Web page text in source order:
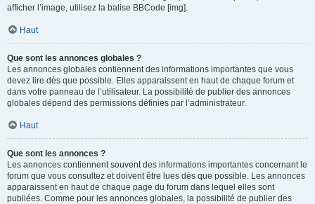
afficher l’image, utilisez la balise BBCode [img].
Haut
Que sont les annonces globales ?
Les annonces globales contiennent des informations importantes que vous
devez lire dès que possible. Elles apparaissent en haut de chaque forum et
dans votre panneau de l’utilisateur. La possibilité de publier des annonces
globales dépend des permissions définies par l’administrateur.
Haut
Que sont les annonces ?
Les annonces contiennent souvent des informations importantes concernant le
forum que vous consultez et doivent être lues dès que possible. Les annonces
apparaissent en haut de chaque page du forum dans lequel elles sont
publiées. Comme pour les annonces globales, la possibilité de publier des